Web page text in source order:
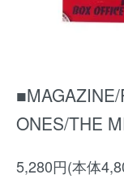
ONES/THE
5,280円(本体